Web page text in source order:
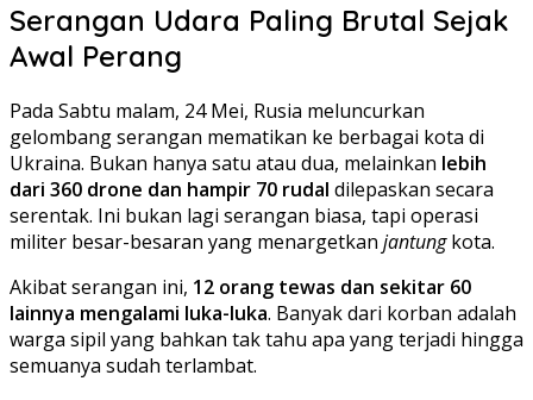
Serangan Udara Paling Brutal Sejak
Awal Perang
Pada Sabtu malam, 24 Mei, Rusia meluncurkan
gelombang serangan mematikan ke berbagai kota di
Ukraina. Bukan hanya satu atau dua, melainkan lebih
dari 360 drone dan hampir 70 rudal dilepaskan secara
serentak. Ini bukan lagi serangan biasa, tapi operasi
militer besar-besaran yang menargetkan jantungkota.
Akibat serangan ini, 12 orang tewas dan sekitar 60
lainnya mengalami luka-luka. Banyak dari korban adalah
warga sipil yang bahkan tak tahu apa yang terjadi hingga
semuanya sudah terlambat.